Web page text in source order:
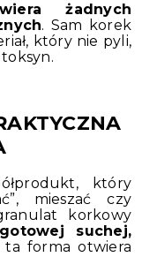
żadnych
. Sam korek
który nie pyli,
który
mieszać czy
korkowy
suchej,
ta forma otwiera